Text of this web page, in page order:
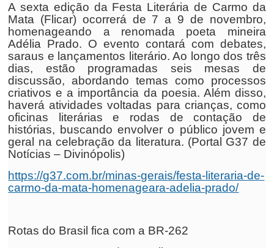
A sexta edição da Festa Literária de Carmo da
Mata (Flicar) ocorrerá de 7 a 9 de novembro,
homenageando a renomada poeta mineira
Adélia Prado. O evento contará com debates,
saraus e lançamentos literário. Ao longo dos três
dias, estão programadas seis mesas de
discussão, abordando temas como processos
criativos e a importância da poesia. Além disso,
haverá atividades voltadas para crianças, como
oficinas literárias e rodas de contação de
histórias, buscando envolver o público jovem e
geral na celebração da literatura. (Portal G37 de
Notícias – Divinópolis)
https://g37.com.br/minas-gerais/festa-literaria-de-
carmo-da-mata-homenageara-adelia-prado/
Rotas do Brasil fica com a BR-262